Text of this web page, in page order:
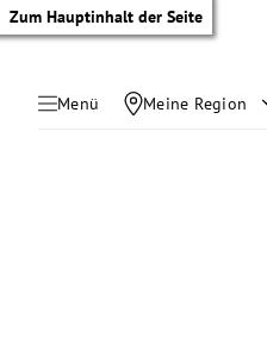
Zum Hauptinhalt der Seite
Menü Meine Region